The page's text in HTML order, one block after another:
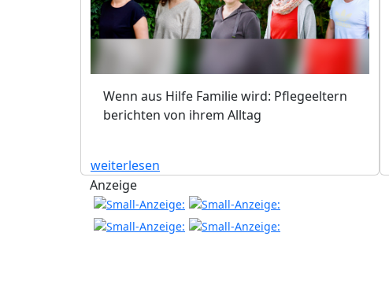
Wenn aus Hilfe Familie wird: Pflegeeltern
berichten von ihrem Alltag
weiterlesen
Anzeige